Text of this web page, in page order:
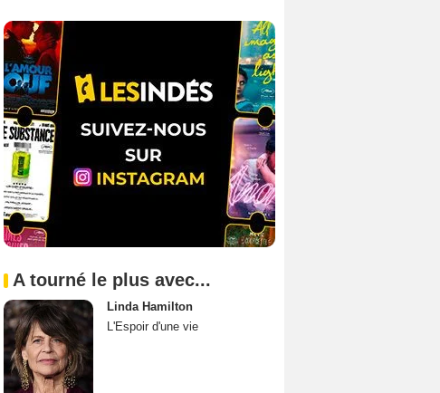
A tourné le plus avec...
Linda Hamilton
L'Espoir d'une vie